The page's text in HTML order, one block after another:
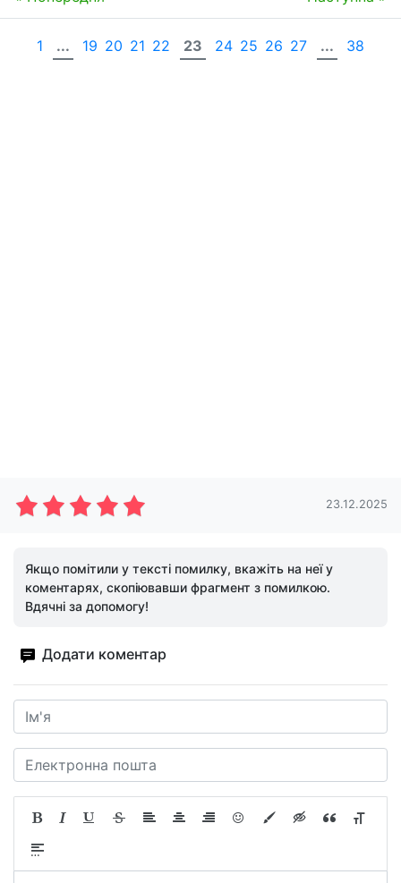
1 ... 19 20 21 22 23 24 25 26 27 ... 38
23.12.2025
Якщо помітили у тексті помилку, вкажіть на неї у
коментарях, скопіювавши фрагмент з помилкою.
Вдячні за допомогу!
Додати коментар